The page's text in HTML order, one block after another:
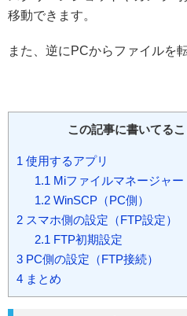
移動できます。
また、逆にPCからファイルを
この記事に書いてるこ
1 使用するアプリ
1.1 Miファイルマネージャー
1.2WinSCP（PC側）
2 スマホ側の設定（FTP設定）
2.1 FTP初期設定
3 PC側の設定（FTP接続）
4 まとめ